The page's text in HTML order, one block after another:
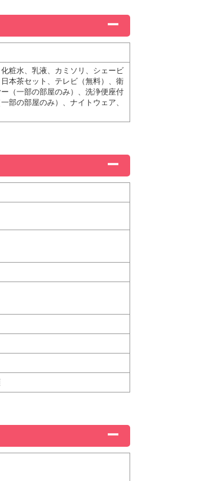
粧水、乳液、カミソリ、シェービ
本茶セット、テレビ（無料）、衛
（一部の部屋のみ）、洗浄便座付
部の部屋のみ）、ナイトウェア、